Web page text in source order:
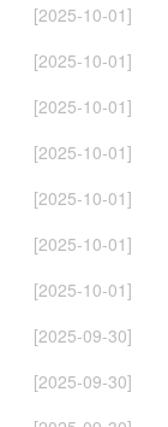
[2025-10-01]
[2025-10-01]
[2025-10-01]
[2025-10-01]
[2025-10-01]
[2025-10-01]
[2025-10-01]
[2025-09-30]
[2025-09-30]